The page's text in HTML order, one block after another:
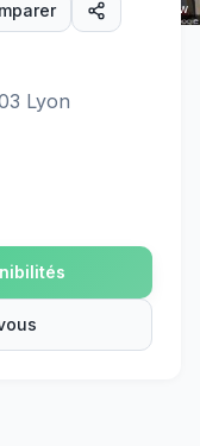
Street View
Lyon